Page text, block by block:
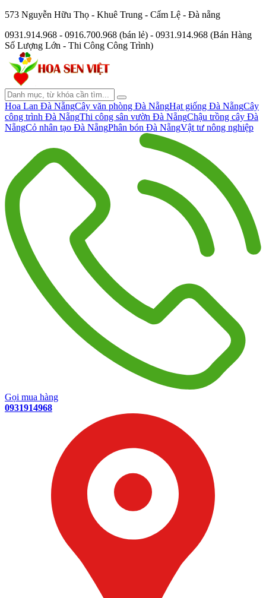
573 Nguyễn Hữu Thọ - Khuê Trung - Cẩm Lệ - Đà nẵng
0931.914.968 - 0916.700.968 (bán lẻ) - 0931.914.968 (Bán Hàng
Số Lượng Lớn - Thi Công Công Trình)
Hoa Lan Đà NẵngCây văn phòng Đà NẵngHạt giống Đà NẵngCây
công trình Đà NẵngThi công sân vườn Đà NẵngChậu trồng cây Đà
NẵngCỏ nhân tạo Đà NẵngPhân bón Đà NẵngVật tư nông nghiệp
Gọi mua hàng
0931914968